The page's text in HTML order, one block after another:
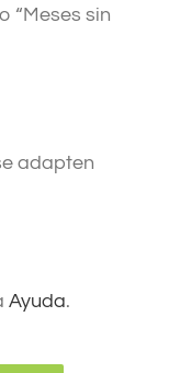
“Meses sin
adapten
Ayuda.